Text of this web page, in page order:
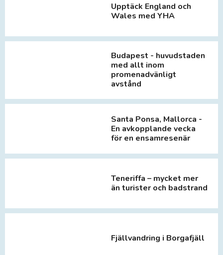
Upptäck England och
Wales med YHA
Budapest - huvudstaden
med allt inom
promenadvänligt
avstånd
Santa Ponsa, Mallorca -
En avkopplande vecka
för en ensamresenär
Teneriffa – mycket mer
än turister och badstrand
Fjällvandring i Borgafjäll